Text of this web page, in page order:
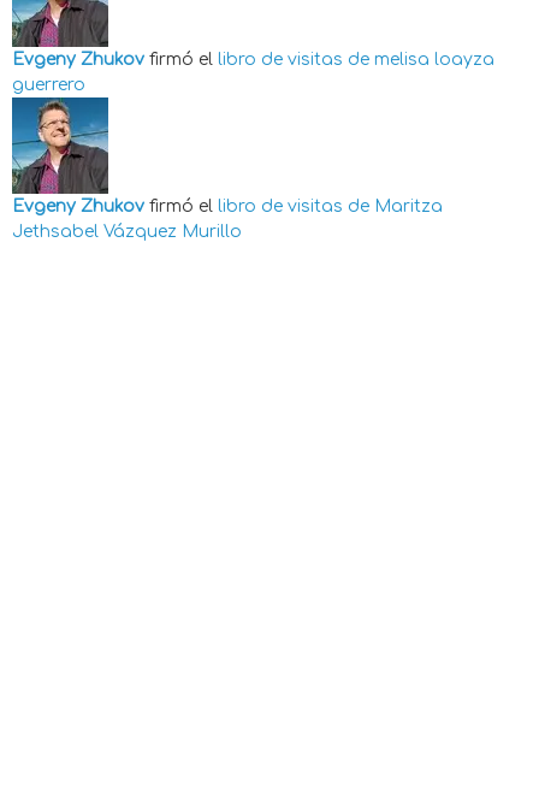
Evgeny Zhukov firmó el libro de visitas de melisa loayza
guerrero
Evgeny Zhukov firmó el libro de visitas de Maritza
Jethsabel Vázquez Murillo